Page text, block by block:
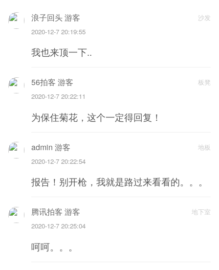
沙发
浪子回头 游客
2020-12-7 20:19:55
我也来顶一下..
板凳
56拍客 游客
2020-12-7 20:22:11
为保住菊花，这个一定得回复！
地板
admin 游客
2020-12-7 20:22:54
报告！别开枪，我就是路过来看看的。。。
地下室
腾讯拍客 游客
2020-12-7 20:25:04
呵呵。。。